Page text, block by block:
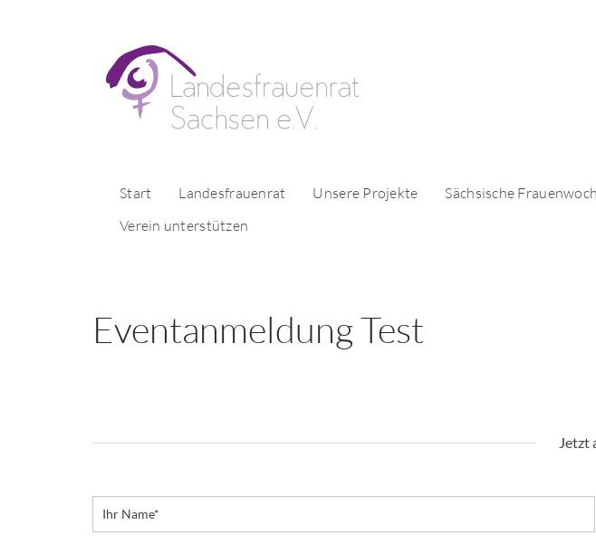
Start Landesfrauenrat Unsere Projekte Sächsische
Verein unterstützen
Eventanmeldung Test
Jetzt